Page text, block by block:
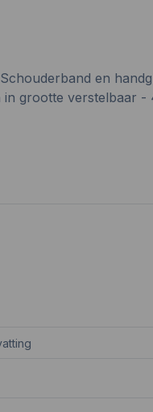
en
in grootte verstelbaar